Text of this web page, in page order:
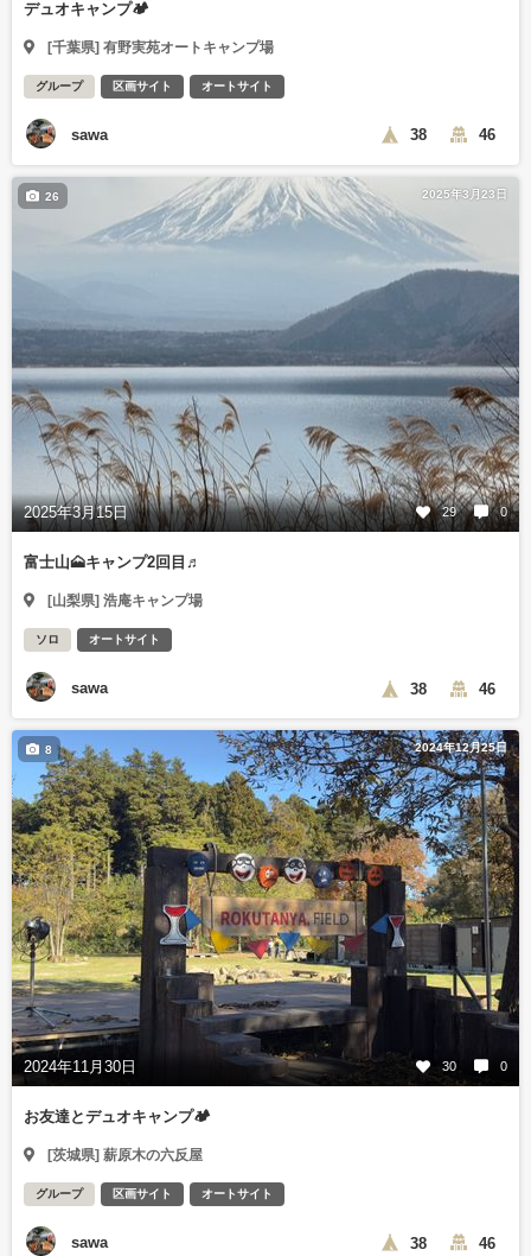
デュオキャンプ🏕️
[千葉県] 有野実苑オートキャンプ場
グループ 区画サイト オートサイト
sawa 38 46
2025年3月23日
2025年3月15日 29 0
26
富士山🗻キャンプ2回目♬
[山梨県] 浩庵キャンプ場
ソロ オートサイト
sawa 38 46
2024年12月25日
2024年11月30日 30 0
8
お友達とデュオキャンプ🏕️
[茨城県] 薪原木の六反屋
グループ 区画サイト オートサイト
sawa 38 46